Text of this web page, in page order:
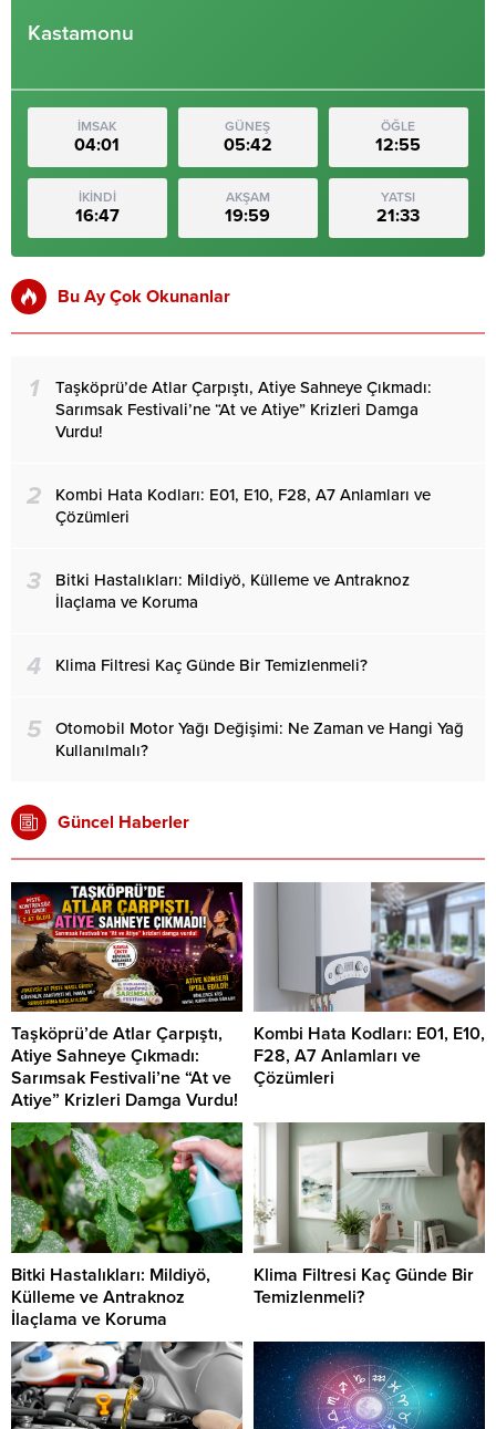
Kastamonu
İMSAK
04:01
GÜNEŞ
05:42
ÖĞLE
12:55
İKİNDİ
16:47
AKŞAM
19:59
YATSI
21:33
Bu Ay Çok Okunanlar
1
Taşköprü’de Atlar Çarpıştı, Atiye Sahneye Çıkmadı:
Sarımsak Festivali’ne “At ve Atiye” Krizleri Damga
Vurdu!
2
Kombi Hata Kodları: E01, E10, F28, A7 Anlamları ve
Çözümleri
3
Bitki Hastalıkları: Mildiyö, Külleme ve Antraknoz
İlaçlama ve Koruma
4 Klima Filtresi Kaç Günde Bir Temizlenmeli?
5
Otomobil Motor Yağı Değişimi: Ne Zaman ve Hangi Yağ
Kullanılmalı?
Güncel Haberler
Taşköprü’de Atlar Çarpıştı,
Atiye Sahneye Çıkmadı:
Sarımsak Festivali’ne “At ve
Atiye” Krizleri Damga Vurdu!
Kombi Hata Kodları: E01, E10,
F28, A7 Anlamları ve
Çözümleri
Bitki Hastalıkları: Mildiyö,
Külleme ve Antraknoz
İlaçlama ve Koruma
Klima Filtresi Kaç Günde Bir
Temizlenmeli?